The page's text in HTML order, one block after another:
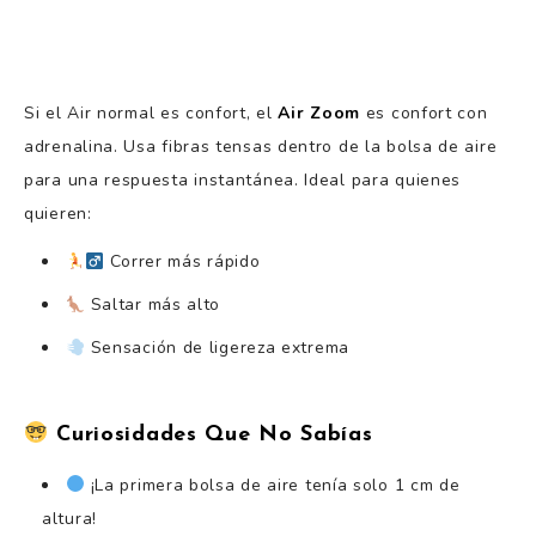
Si el Air normal es confort, elAir Zoom es confort con
adrenalina. Usa fibras tensas dentro de la bolsa de aire
para una respuesta instantánea. Ideal para quienes
quieren:
Correr más rápido
Saltar más alto
Sensación de ligereza extrema
Curiosidades Que No Sabías
¡La primera bolsa de aire tenía solo 1 cm de
altura!